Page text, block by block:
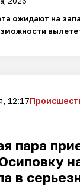
ожидают на
12:17
пара
в